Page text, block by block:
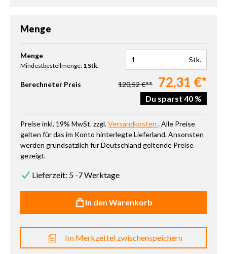
Menge
Produkt Anzahl: Gib den gewünschten Wert ein oder benutze
Menge
Mindestbestellmenge: 1 Stk.
Stk.
Berechneter Preis 120,52 €** 72,31 €*
Du sparst 40 %
Preise inkl. 19% MwSt. zzgl.Versandkosten . Alle Preise
gelten für das im Konto hinterlegte Lieferland. Ansonsten
werden grundsätzlich für Deutschland geltende Preise
gezeigt.
Lieferzeit: 5 -7 Werktage
In den Warenkorb
Im Merkzettel zwischenspeichern